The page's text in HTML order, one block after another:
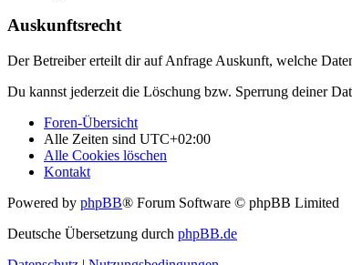
Auskunftsrecht
Der Betreiber erteilt dir auf Anfrage Auskunft, welche
Du kannst jederzeit die Löschung bzw. Sperrung deiner
Foren-Übersicht
Alle Zeiten sind UTC+02:00
Alle Cookies löschen
Kontakt
Powered by phpBB® Forum Software © phpBB Limited
Deutsche Übersetzung durch phpBB.de